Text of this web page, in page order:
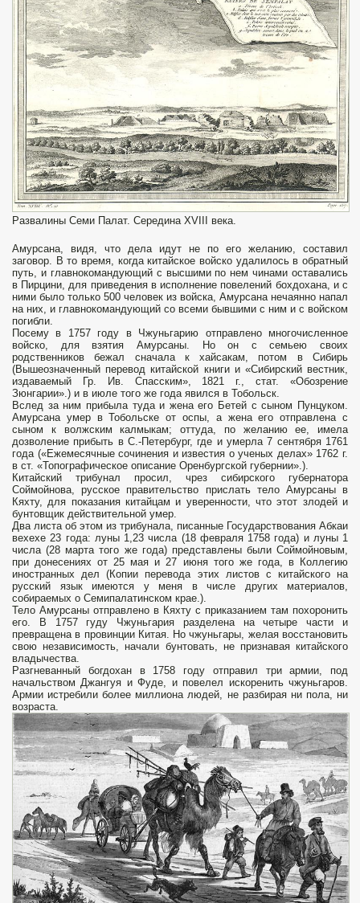
Развалины Семи Палат. Середина XVIII века.
Амурсана, видя, что дела идут не по его желанию, составил
заговор. В то время, когда китайское войско удалилось в обратный
путь, и главнокомандующий с высшими по нем чинами оставались
в Пирцини, для приведения в исполнение повелений бохдохана, и с
ними было только 500 человек из войска, Амурсана нечаянно напал
на них, и главнокомандующий со всеми бывшими с ним и с войском
погибли.
Посему в 1757 году в Чжуньгарию отправлено многочисленное
войско, для взятия Амурсаны. Но он с семьею своих
родственников бежал сначала к хайсакам, потом в Сибирь
(Вышеозначенный перевод китайской книги и «Сибирский вестник,
издаваемый Гр. Ив. Спасским», 1821 г., стат. «Обозрение
Зюнгарии».) и в июле того же года явился в Тобольск.
Вслед за ним прибыла туда и жена его Бетей с сыном Пунцуком.
Амурсана умер в Тобольске от оспы, а жена его отправлена с
сыном к волжским калмыкам; оттуда, по желанию ее, имела
дозволение прибыть в С.-Петербург, где и умерла 7 сентября 1761
года («Ежемесячные сочинения и известия о ученых делах» 1762 г.
в ст. «Топографическое описание Оренбургской губернии».).
Китайский трибунал просил, чрез сибирского губернатора
Соймойнова, русское правительство прислать тело Амурсаны в
Кяхту, для показания китайцам и уверенности, что этот злодей и
бунтовщик действительной умер.
Два листа об этом из трибунала, писанные Государствования Абкаи
вехехе 23 года: луны 1,23 числа (18 февраля 1758 года) и луны 1
числа (28 марта того же года) представлены были Соймойновым,
при донесениях от 25 мая и 27 июня того же года, в Коллегию
иностранных дел (Копии перевода этих листов с китайского на
русский язык имеются у меня в числе других материалов,
собираемых о Семипалатинском крае.).
Тело Амурсаны отправлено в Кяхту с приказанием там похоронить
его. В 1757 гуду Чжуньгария разделена на четыре части и
превращена в провинции Китая. Но чжуньгары, желая восстановить
свою независимость, начали бунтовать, не признавая китайского
владычества.
Разгневанный богдохан в 1758 году отправил три армии, под
начальством Джангуя и Фуде, и повелел искоренить чжуньгаров.
Армии истребили более миллиона людей, не разбирая ни пола, ни
возраста.